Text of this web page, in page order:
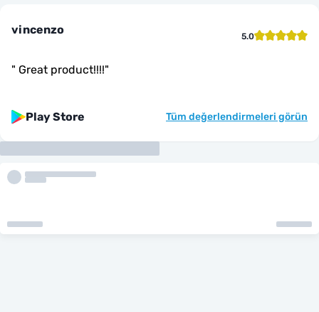
vincenzo 5.0
" Great product!!!!"
Play Store Tüm değerlendirmeleri görün